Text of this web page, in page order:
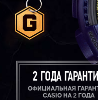
2 ГОДА
ОФИЦИАЛЬНАЯ
CASIO НА 2 ГОДА